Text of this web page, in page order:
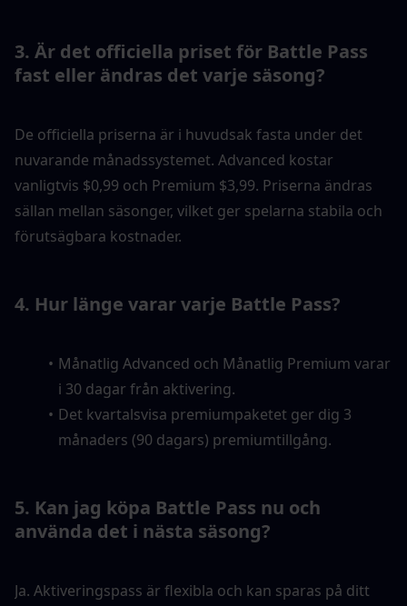
3. Är det officiella priset för Battle Pass
fast eller ändras det varje säsong?
De officiella priserna är i huvudsak fasta under det
nuvarande månadssystemet. Advanced kostar
vanligtvis $0,99 och Premium $3,99. Priserna ändras
sällan mellan säsonger, vilket ger spelarna stabila och
förutsägbara kostnader.
4. Hur länge varar varje Battle Pass?
Månatlig Advanced och Månatlig Premium varar
i 30 dagar från aktivering.
Det kvartalsvisa premiumpaketet ger dig 3
månaders (90 dagars) premiumtillgång.
5. Kan jag köpa Battle Pass nu och
använda det i nästa säsong?
Ja. Aktiveringspass är flexibla och kan sparas på ditt